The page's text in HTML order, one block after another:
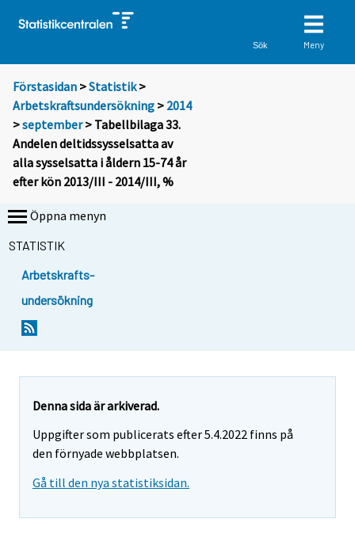
Sök Meny
Förstasidan >Statistik >
Arbetskraftsundersökning > 2014
>september> Tabellbilaga 33.
Andelen deltidssysselsatta av
alla sysselsatta i åldern 15-74 år
efter kön 2013/III - 2014/III, %
Öppna menyn
STATISTIK
Arbetskrafts-
undersökning
Denna sida är arkiverad.
Uppgifter som publicerats efter 5.4.2022 finns på
den förnyade webbplatsen.
Gå till den nya statistiksidan.